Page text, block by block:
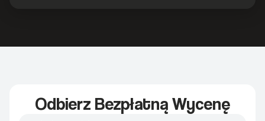
Odbierz Bezpłatną Wycenę